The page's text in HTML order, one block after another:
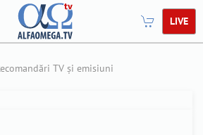
LIVE
TV și emisiuni